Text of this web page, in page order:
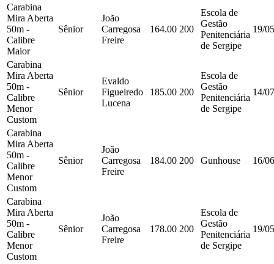
Carabina
Mira Aberta
50m -
Calibre
Maior
Sênior
João
Carregosa
Freire
164.00 200
Escola de
Gestão
Penitenciária
de Sergipe
19/
Carabina
Mira Aberta
50m -
Calibre
Menor
Custom
Sênior
Evaldo
Figueiredo
Lucena
185.00 200
Escola de
Gestão
Penitenciária
de Sergipe
14/
Carabina
Mira Aberta
50m -
Calibre
Menor
Custom
Sênior
João
Carregosa
Freire
184.00 200 Gunhouse 16/
Carabina
Mira Aberta
50m -
Calibre
Menor
Custom
Sênior
João
Carregosa
Freire
178.00 200
Escola de
Gestão
Penitenciária
de Sergipe
19/